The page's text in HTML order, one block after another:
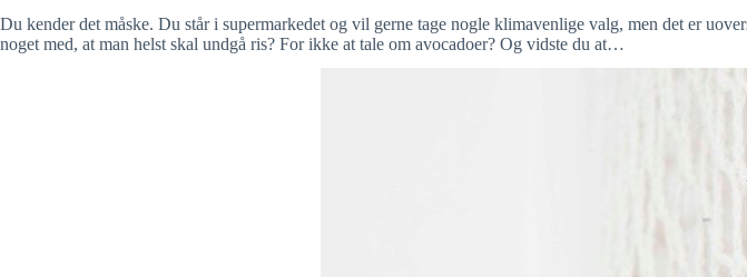
Du kender det måske. Du står i supermarkedet og vil gerne tage nogle klimavenlige valg, men det er
noget med, at man helst skal undgå ris? For ikke at tale om avocadoer? Og vidste du at…